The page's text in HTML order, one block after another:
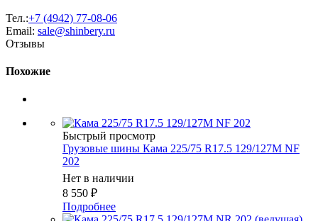
Тел.:+7 (4942) 77-08-06
Email: sale@shinbery.ru
Отзывы
Похожие
Быстрый просмотр
Грузовые шины Кама 225/75 R17.5 129/127M NF
202
Нет в наличии
8 550 ₽
Подробнее